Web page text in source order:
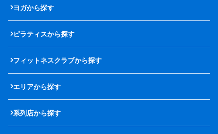
ヨガから探す
ピラティスから探す
フィットネスクラブから探す
エリアから探す
系列店から探す